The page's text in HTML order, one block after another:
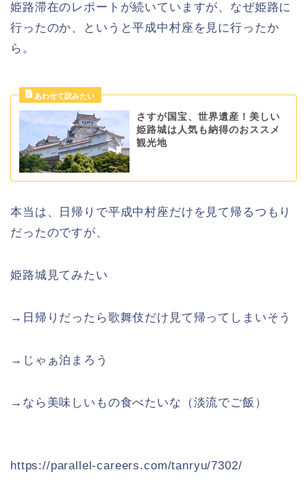
姫路滞在のレポートが続いていますが、なぜ姫路に
行ったのか、というと平成中村座を見に行ったか
ら。
さすが国宝、世界遺産！美しい
姫路城は人気も納得のおススメ
観光地
本当は、日帰りで平成中村座だけを見て帰るつもり
だったのですが、
姫路城見てみたい
→日帰りだったら歌舞伎だけ見て帰ってしまいそう
→じゃぁ泊まろう
→なら美味しいもの食べたいな（淡流でご飯）
https://parallel-careers.com/tanryu/7302/